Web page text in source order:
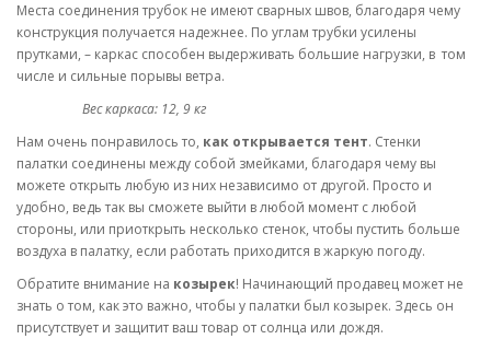
Места соединения трубок не имеют сварных швов, благодаря чему
конструкция получается надежнее. По углам трубки усилены
прутками, – каркас способен выдерживать большие нагрузки, в том
числе и сильные порывы ветра.
Вес каркаса: 12, 9 кг
Нам очень понравилось то, как открывается тент. Стенки
палатки соединены между собой змейками, благодаря чему вы
можете открыть любую из них независимо от другой. Просто и
удобно, ведь так вы сможете выйти в любой момент с любой
стороны, или приоткрыть несколько стенок, чтобы пустить больше
воздуха в палатку, если работать приходится в жаркую погоду.
Обратите внимание на козырек! Начинающий продавец может не
знать о том, как это важно, чтобы у палатки был козырек. Здесь он
присутствует и защитит ваш товар от солнца или дождя.